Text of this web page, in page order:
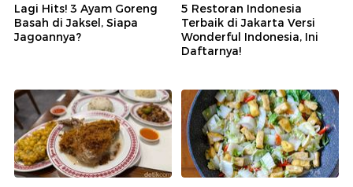
Lagi Hits! 3 Ayam Goreng
Basah di Jaksel, Siapa
Jagoannya?
5 Restoran Indonesia
Terbaik di Jakarta Versi
Wonderful Indonesia, Ini
Daftarnya!